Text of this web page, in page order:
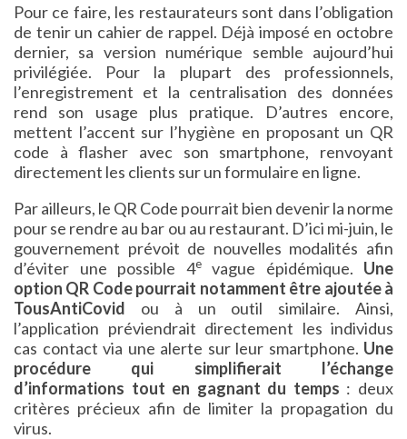
Pour ce faire, les restaurateurs sont dans l’obligation
de tenir un cahier de rappel. Déjà imposé en octobre
dernier, sa version numérique semble aujourd’hui
privilégiée. Pour la plupart des professionnels,
l’enregistrement et la centralisation des données
rend son usage plus pratique. D’autres encore,
mettent l’accent sur l’hygiène en proposant un QR
code à flasher avec son smartphone, renvoyant
directement les clients sur un formulaire en ligne.
Par ailleurs, le QR Code pourrait bien devenir la norme
pour se rendre au bar ou au restaurant. D’ici mi-juin, le
gouvernement prévoit de nouvelles modalités afin
d’éviter une possible 4evague épidémique. Une
option QR Code pourrait notamment être ajoutée à
TousAntiCovid ou à un outil similaire. Ainsi,
l’application préviendrait directement les individus
cas contact via une alerte sur leur smartphone. Une
procédure qui simplifierait l’échange
d’informations tout en gagnant du temps : deux
critères précieux afin de limiter la propagation du
virus.